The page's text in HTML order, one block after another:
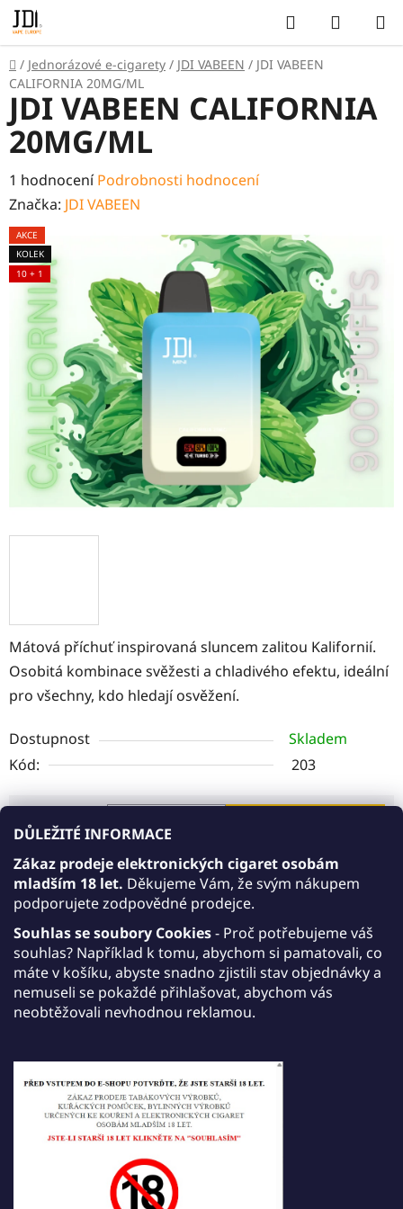
DŮLEŽITÉ INFORMACE
Zákaz prodeje elektronických cigaret osobám
mladším 18 let. Děkujeme Vám, že svým nákupem
podporujete zodpovědné prodejce.
Souhlas se soubory Cookies- Proč potřebujeme váš
souhlas? Například k tomu, abychom si pamatovali, co
máte v košíku, abyste snadno zjistili stav objednávky a
nemuseli se pokaždé přihlašovat, abychom vás
neobtěžovali nevhodnou reklamou.
Přejít
na
obsah
Hledat
KOŠÍK
Domů
/ Jednorázové e-cigarety / JDI VABEEN / JDI VABEEN
CALIFORNIA 20MG/ML
Mátová příchuť inspirovaná sluncem zalitou Kalifornií.
Osobitá kombinace svěžesti a chladivého efektu, ideální
pro všechny, kdo hledají osvěžení.
Dostupnost
Skladem
Kód:
203
169 Kč
Měrná cena:
Akce 10+1 zdarma
AKCE 10+1: Kupte 10 libovolných produktů JDI
Vabeen, přidejte do košíku ještě jeden JDI
Vabeen dle vlastního výběru a získáte jej zdarma.
Akce platí do 30. září 2026.
JDI VABEEN CALIFORNIA
20MG/ML
Průměrné
hodnocení
produktu
je
5,0
hvězdiček.
1 hodnocení Podrobnosti hodnocení
Značka: JDI VABEEN
AKCE
KOLEK
10 + 1
Popis